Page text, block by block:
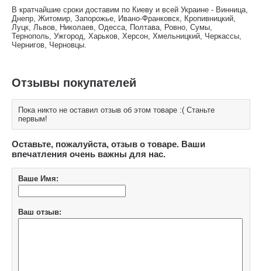
В кратчайшие сроки доставим по Киеву и всей Украине - Винница,
Днепр, Житомир, Запорожье, Ивано-Франковск, Кропивницкий,
Луцк, Львов, Николаев, Одесса, Полтава, Ровно, Сумы,
Тернополь, Ужгород, Харьков, Херсон, Хмельницкий, Черкассы,
Чернигов, Черновцы.
Отзывы покупателей
Пока никто не оставил отзыв об этом товаре :( Станьте
первым!
Оставьте, пожалуйста, отзыв о товаре. Ваши
впечатления очень важны для нас.
Ваше Имя:
Ваш отзыв: